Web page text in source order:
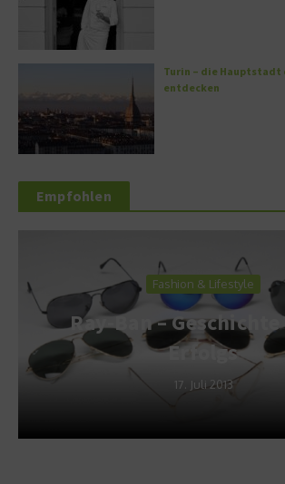
Turin – die Hauptstadt
entdecken
Empfohlen
Fashion & Lifestyle
Ray-Ban –
Erfolgs
17. Juli 2013